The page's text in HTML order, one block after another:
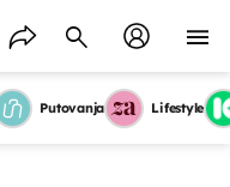
Putovanja Lifestyle